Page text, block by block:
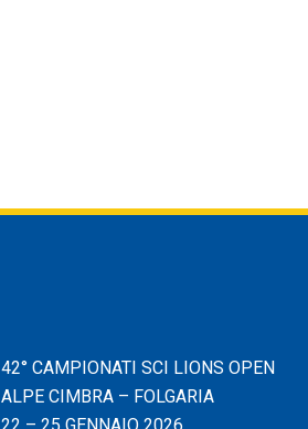
42° CAMPIONATI SCI LIONS OPEN
ALPE CIMBRA – FOLGARIA